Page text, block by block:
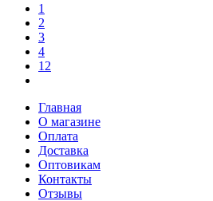
1
2
3
4
12
Главная
О магазине
Оплата
Доставка
Оптовикам
Контакты
Отзывы